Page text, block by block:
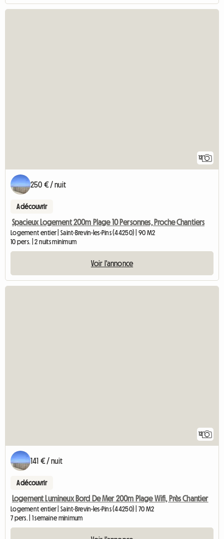
12
250 € / nuit
A découvrir
Spacieux Logement 200m Plage 10 Personnes, Proche Chantiers
Logement entier | Saint-Brevin-les-Pins (44250) | 90 M2
10 pers. | 2 nuits minimum
Voir l'annonce
12
141 € / nuit
A découvrir
Logement Lumineux Bord De Mer 200m Plage Wifi, Près Chantier
Logement entier | Saint-Brevin-les-Pins (44250) | 70 M2
7 pers. | 1 semaine minimum